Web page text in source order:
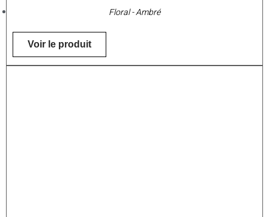
Floral - Ambré
Voir le produit